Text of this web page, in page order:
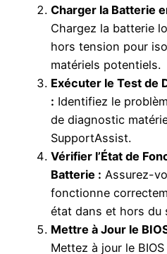
Charger la Batterie
Chargez la batterie
hors tension pour
matériels potentiels.
Exécuter le Test de
: Identifiez le
de diagnostic
SupportAssist.
Vérifier l’État de
Batterie : Assurez-
fonctionne
état dans et hors du
Mettre à Jour le
Mettez à jour le